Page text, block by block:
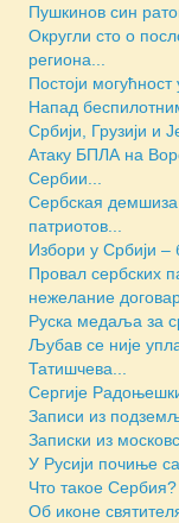
Пушкинов син
Округли сто о
региона...
Постоји
Напад
Србији, Грузији и
Атаку БПЛА на
Сербии...
Сербская
патриотов...
Избори у Србији
Провал сербских
нежелание
Руска медаља за
Љубав се није
Татишчева...
Сергије
Записи из
Зaписки из
У Русији почиње
Что такое Сербия?
Об иконе